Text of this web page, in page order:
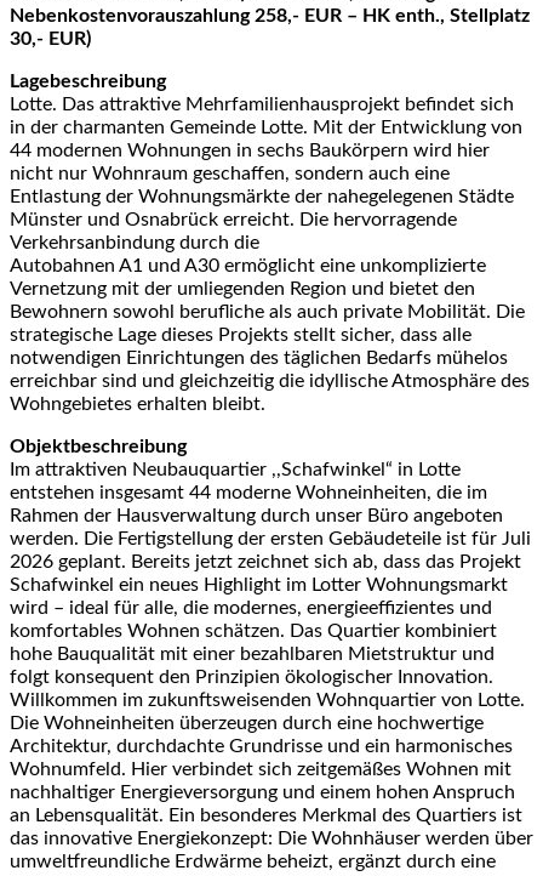
Nebenkostenvorauszahlung 258,- EUR – HK enth., Stellplatz
30,- EUR)
Lagebeschreibung
Lotte. Das attraktive Mehrfamilienhausprojekt befindet sich
in der charmanten Gemeinde Lotte. Mit der Entwicklung von
44 modernen Wohnungen in sechs Baukörpern wird hier
nicht nur Wohnraum geschaffen, sondern auch eine
Entlastung der Wohnungsmärkte der nahegelegenen Städte
Münster und Osnabrück erreicht. Die hervorragende
Verkehrsanbindung durch die
Autobahnen A1 und A30 ermöglicht eine unkomplizierte
Vernetzung mit der umliegenden Region und bietet den
Bewohnern sowohl berufliche als auch private Mobilität. Die
strategische Lage dieses Projekts stellt sicher, dass alle
notwendigen Einrichtungen des täglichen Bedarfs mühelos
erreichbar sind und gleichzeitig die idyllische Atmosphäre des
Wohngebietes erhalten bleibt.
Objektbeschreibung
Im attraktiven Neubauquartier ,,Schafwinkel“ in Lotte
entstehen insgesamt 44 moderne Wohneinheiten, die im
Rahmen der Hausverwaltung durch unser Büro angeboten
werden. Die Fertigstellung der ersten Gebäudeteile ist für Juli
2026 geplant. Bereits jetzt zeichnet sich ab, dass das Projekt
Schafwinkel ein neues Highlight im Lotter Wohnungsmarkt
wird – ideal für alle, die modernes, energieeffizientes und
komfortables Wohnen schätzen. Das Quartier kombiniert
hohe Bauqualität mit einer bezahlbaren Mietstruktur und
folgt konsequent den Prinzipien ökologischer Innovation.
Willkommen im zukunftsweisenden Wohnquartier von Lotte.
Die Wohneinheiten überzeugen durch eine hochwertige
Architektur, durchdachte Grundrisse und ein harmonisches
Wohnumfeld. Hier verbindet sich zeitgemäßes Wohnen mit
nachhaltiger Energieversorgung und einem hohen Anspruch
an Lebensqualität. Ein besonderes Merkmal des Quartiers ist
das innovative Energiekonzept: Die Wohnhäuser werden über
umweltfreundliche Erdwärme beheizt, ergänzt durch eine